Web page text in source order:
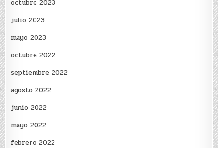
octubre 2023
julio 2023
mayo 2023
octubre 2022
septiembre 2022
agosto 2022
junio 2022
mayo 2022
febrero 2022